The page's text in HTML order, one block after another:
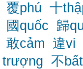
覆phú 十
國quốc 歸
敢cảm 違vi
trượng 不bất